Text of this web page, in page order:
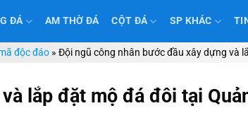
ĐÁ AM THỜ ĐÁ CỘT ĐÁ SP KHÁC
độc đáo » Đội ngũ công nhân bước đầu xây dựng và
lắp đặt mộ đá đôi tại